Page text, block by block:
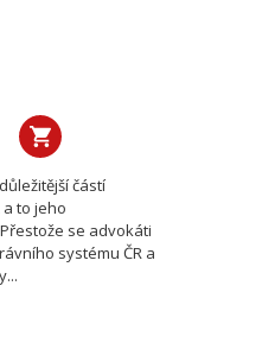
částí
to jeho
se advokáti
systému ČR a